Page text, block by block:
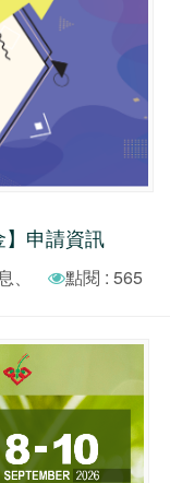
】申請資訊
點閱 : 565